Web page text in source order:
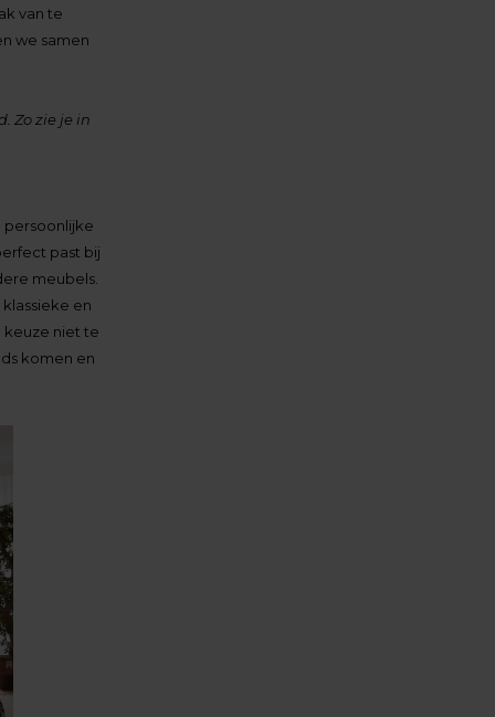
van te
we samen
Zo zie je in
persoonlijke
past bij
meubels.
en
keuze niet te
komen en